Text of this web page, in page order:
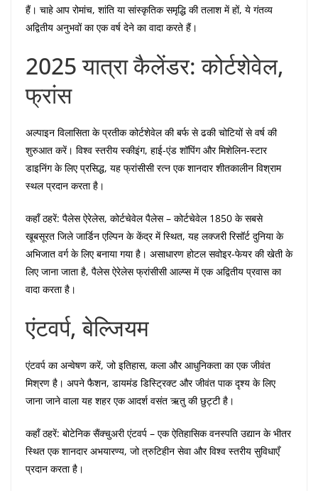
हैं। चाहे आप रोमांच, शांति या सांस्कृतिक समृद्धि की तलाश में हों, ये गंतव्य
अद्वितीय अनुभवों का एक वर्ष देने का वादा करते हैं।
2025 यात्रा कैलेंडर: कोर्टशेवेल,
फ्रांस
अल्पाइन विलासिता के प्रतीक कोर्टशेवेल की बर्फ से ढकी चोटियों से वर्ष की
शुरुआत करें। विश्व स्तरीय स्कीइंग, हाई-एंड शॉपिंग और मिशेलिन-स्टार
डाइनिंग के लिए प्रसिद्ध, यह फ्रांसीसी रत्न एक शानदार शीतकालीन विश्राम
स्थल प्रदान करता है।
कहाँ ठहरें: पैलेस ऐरेलेस, कोर्टचेवेल पैलेस – कोर्टचेवेल 1850 के सबसे
खूबसूरत जिले जार्डिन एल्पिन के केंद्र में स्थित, यह लक्जरी रिसॉर्ट दुनिया के
अभिजात वर्ग के लिए बनाया गया है। असाधारण होटल सवोइर-फेयर की खेती के
लिए जाना जाता है, पैलेस ऐरेलेस फ्रांसीसी आल्प्स में एक अद्वितीय प्रवास का
वादा करता है।
एंटवर्प, बेल्जियम
एंटवर्प का अन्वेषण करें, जो इतिहास, कला और आधुनिकता का एक जीवंत
मिश्रण है। अपने फैशन, डायमंड डिस्ट्रिक्ट और जीवंत पाक दृश्य के लिए
जाना जाने वाला यह शहर एक आदर्श वसंत ऋतु की छुट्टी है।
कहाँ ठहरें: बोटेनिक सैंक्चुअरी एंटवर्प – एक ऐतिहासिक वनस्पति उद्यान के भीतर
स्थित एक शानदार अभयारण्य, जो त्रुटिहीन सेवा और विश्व स्तरीय सुविधाएँ
प्रदान करता है।